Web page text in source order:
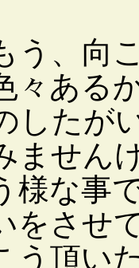
、向
々ある
したが
ません
様な事
をさせ
う頂い